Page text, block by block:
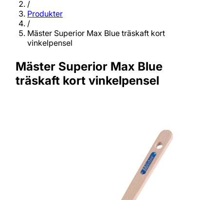
/
Produkter
/
Mäster Superior Max Blue träskaft kort
vinkelpensel
Mäster Superior Max Blue
träskaft kort vinkelpensel